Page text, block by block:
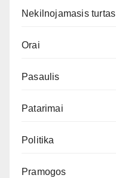
Nekilnojamasis turtas
Orai
Pasaulis
Patarimai
Politika
Pramogos